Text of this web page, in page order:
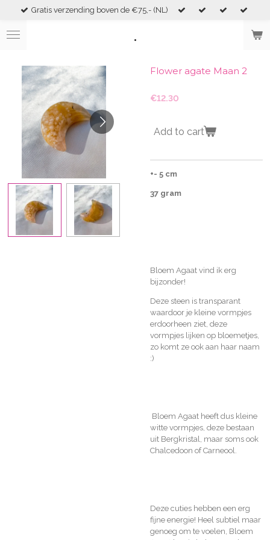
Skip
main
.
Gratis verzending boven de €75,- (NL)
Flower agate Maan 2
€12.30
Add to cart
+- 5 cm
37 gram
Bloem Agaat vind ik erg
bijzonder!
Deze steen is transparant
waardoor je kleine vormpjes
erdoorheen ziet, deze
vormpjes lijken op bloemetjes,
zo komt ze ook aan haar naam
:)
Bloem Agaat heeft dus kleine
witte vormpjes, deze bestaan
uit Bergkristal, maar soms ook
Chalcedoon of Carneool.
Deze cuties hebben een erg
fijne energie! Heel subtiel maar
genoeg om te voelen, Bloem